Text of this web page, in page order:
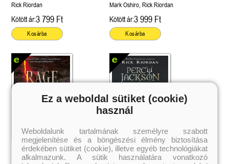
cél (Off-Campus 4.)
olvasható!
21.
Grace and Glory - Kegyelem és
dicsőség (Az Előhírnök-trilógia
3.)Különleges éldekorált kiadás!
31.
Bad Girl Reputation
lány (Avalon Bay 2.)
Elle Kennedy
Rick Riordan
Kötött ár:3 799 Ft
Kosárba
Mark Oshiro, Rick Riordan
Kötött ár:3 999 Ft
Kosárba
Rage and Ruin - Düh és enyészet
(Az Előhírnök-trilógia 2.)
Percy Jackson és az olimposziak
6. - Az istenek kelyhe
Ez a weboldal sütiket (cookie)
használ
Weboldalunk tartalmának személyre szabott
megjelenítése és a böngészési élmény biztosítása
érdekében sütiket (cookie), illetve egyéb technológiákat
alkalmazunk. A sütik használatára vonatkozó